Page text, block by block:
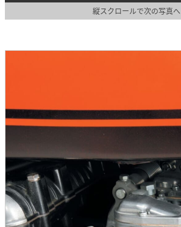
縦スクロールで次の写真へ